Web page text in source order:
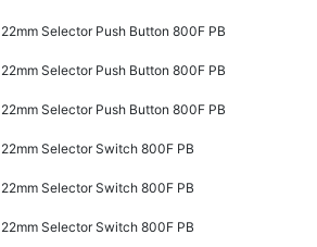
22mm Selector Push Button 800F PB
22mm Selector Push Button 800F PB
22mm Selector Push Button 800F PB
22mm Selector Switch 800F PB
22mm Selector Switch 800F PB
22mm Selector Switch 800F PB